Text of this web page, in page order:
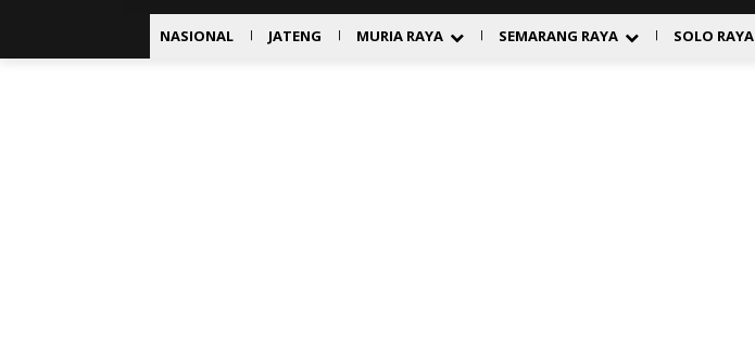
NASIONAL JATENG MURIA RAYA SEMARANG RAYA SOLO RAYA